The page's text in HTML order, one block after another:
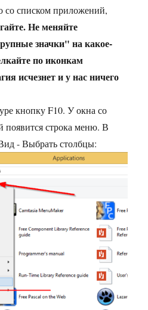
со списком приложений,
Не меняйте
значки" на какое-
по иконкам
исчезнет и у нас ничего
кнопку F10. У окна со
появится строка меню. В
- Выбрать столбцы: